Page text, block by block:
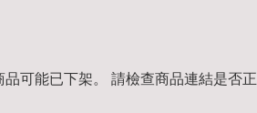
可能已下架。 請檢查商品連結是否正